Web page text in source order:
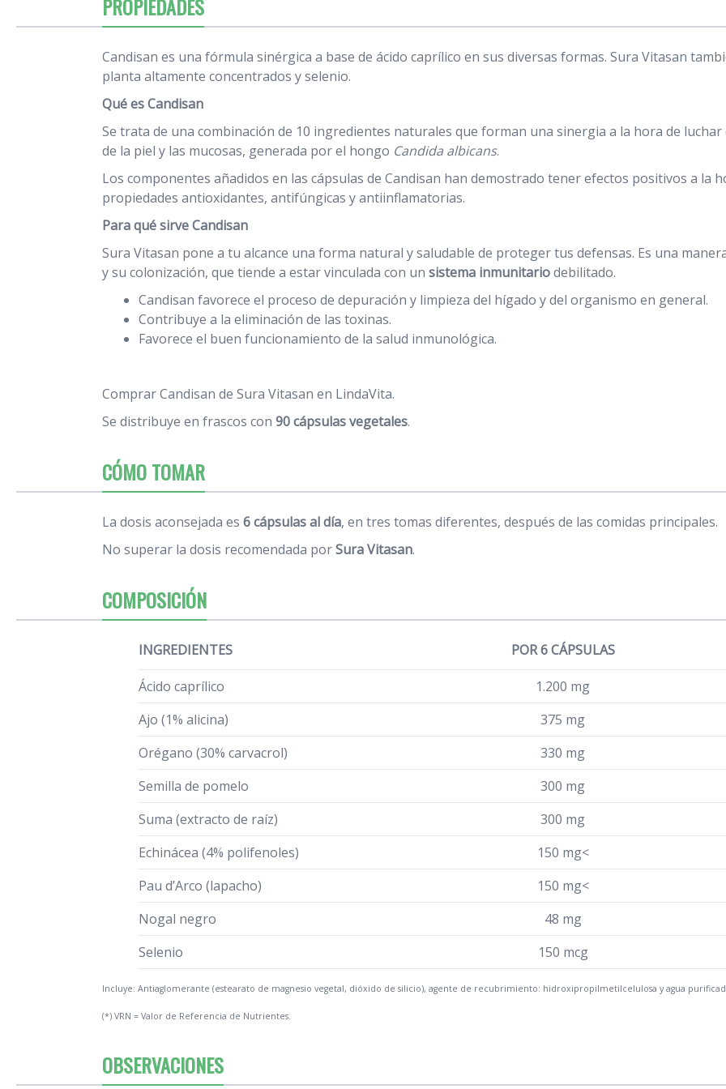
PROPIEDADES
Candisan es una fórmula sinérgica a base de ácido caprílico en sus diversas formas. Sura Vitasan
planta altamente concentrados y selenio.
Qué es Candisan
Se trata de una combinación de 10 ingredientes naturales que forman una sinergia a la hora de luchar
de la piel y las mucosas, generada por el hongo Candida albicans.
Los componentes añadidos en las cápsulas de Candisan han demostrado tener efectos positivos a la
propiedades antioxidantes, antifúngicas y antiinflamatorias.
Para qué sirve Candisan
Sura Vitasan pone a tu alcance una forma natural y saludable de proteger tus defensas. Es una
y su colonización, que tiende a estar vinculada con un sistema inmunitariodebilitado.
Candisan favorece el proceso de depuración y limpieza del hígado y del organismo en general.
Contribuye a la eliminación de las toxinas.
Favorece el buen funcionamiento de la salud inmunológica.
Comprar Candisan de Sura Vitasan en LindaVita.
Se distribuye en frascos con 90 cápsulas vegetales.
CÓMO TOMAR
La dosis aconsejada es 6 cápsulas al día, en tres tomas diferentes, después de las comidas principales.
No superar la dosis recomendada porSura Vitasan.
COMPOSICIÓN
INGREDIENTES POR 6 CÁPSULAS
Ácido caprílico
1.200 mg
Ajo (1% alicina)
375 mg
Orégano (30% carvacrol)
330 mg
Semilla de pomelo
300 mg
Suma (extracto de raíz)
300 mg
Echinácea (4% polifenoles)
150 mg<
Pau d’Arco (lapacho)
150 mg<
Nogal negro
48 mg
Selenio
150 mcg
Incluye: Antiaglomerante (estearato de magnesio vegetal, dióxido de silicio), agente de recubrimiento: hidroxipropilmetilcelulosa y agua
(*) VRN = Valor de Referencia de Nutrientes.
OBSERVACIONES